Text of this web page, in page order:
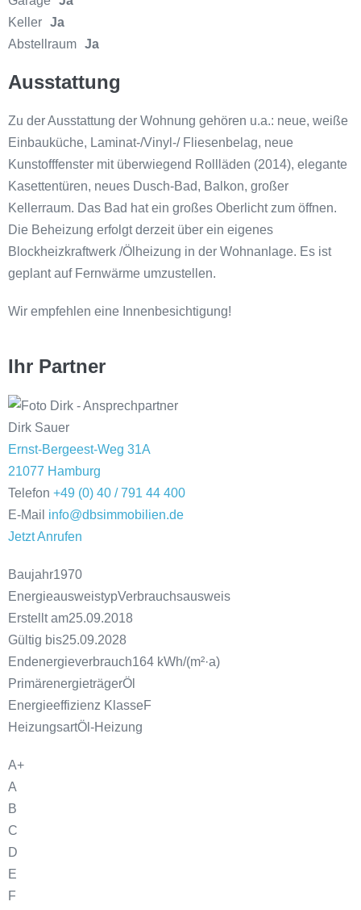
Keller Ja
Abstellraum Ja
Ausstattung
Zu der Ausstattung der Wohnung gehören u.a.: neue, weiße
Einbauküche, Laminat-/Vinyl-/ Fliesenbelag, neue
Kunstofffenster mit überwiegend Rollläden (2014), elegante
Kasettentüren, neues Dusch-Bad, Balkon, großer
Kellerraum. Das Bad hat ein großes Oberlicht zum öffnen.
Die Beheizung erfolgt derzeit über ein eigenes
Blockheizkraftwerk /Ölheizung in der Wohnanlage. Es ist
geplant auf Fernwärme umzustellen.
Wir empfehlen eine Innenbesichtigung!
Ihr Partner
Dirk Sauer
Ernst-Bergeest-Weg 31A
21077 Hamburg
Telefon +49 (0) 40 / 791 44 400
E-Mail info@dbsimmobilien.de
Jetzt Anrufen
Baujahr1970
Energie­ausweistypVerbrauchsausweis
Erstellt am25.09.2018
Gültig bis25.09.2028
Endenergieverbrauch164 kWh/(m²·a)
PrimärenergieträgerÖl
Energieeffizienz KlasseF
HeizungsartÖl-Heizung
A+
A
B
C
D
E
F